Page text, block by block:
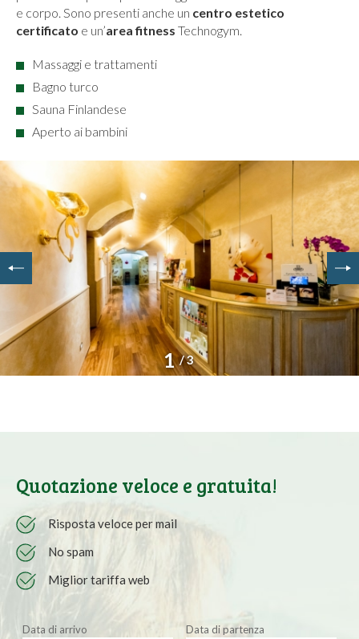
1 / 3
e corpo. Sono presenti anche un centro estetico
certificato e un’area fitness Technogym.
Massaggi e trattamenti
Bagno turco
Sauna Finlandese
Aperto ai bambini
Quotazione veloce e gratuita!
Risposta veloce per mail
No spam
Miglior tariffa web
Data di arrivo Data di partenza